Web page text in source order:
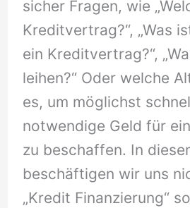
sicher Fragen, wie
Kreditvertrag?“, „Was
ein Kreditvertrag?“,
leihen?“ Oder welche
es, um möglichst
notwendige Geld für
zu beschaffen. In
beschäftigen wir uns
„Kredit Finanzierung“